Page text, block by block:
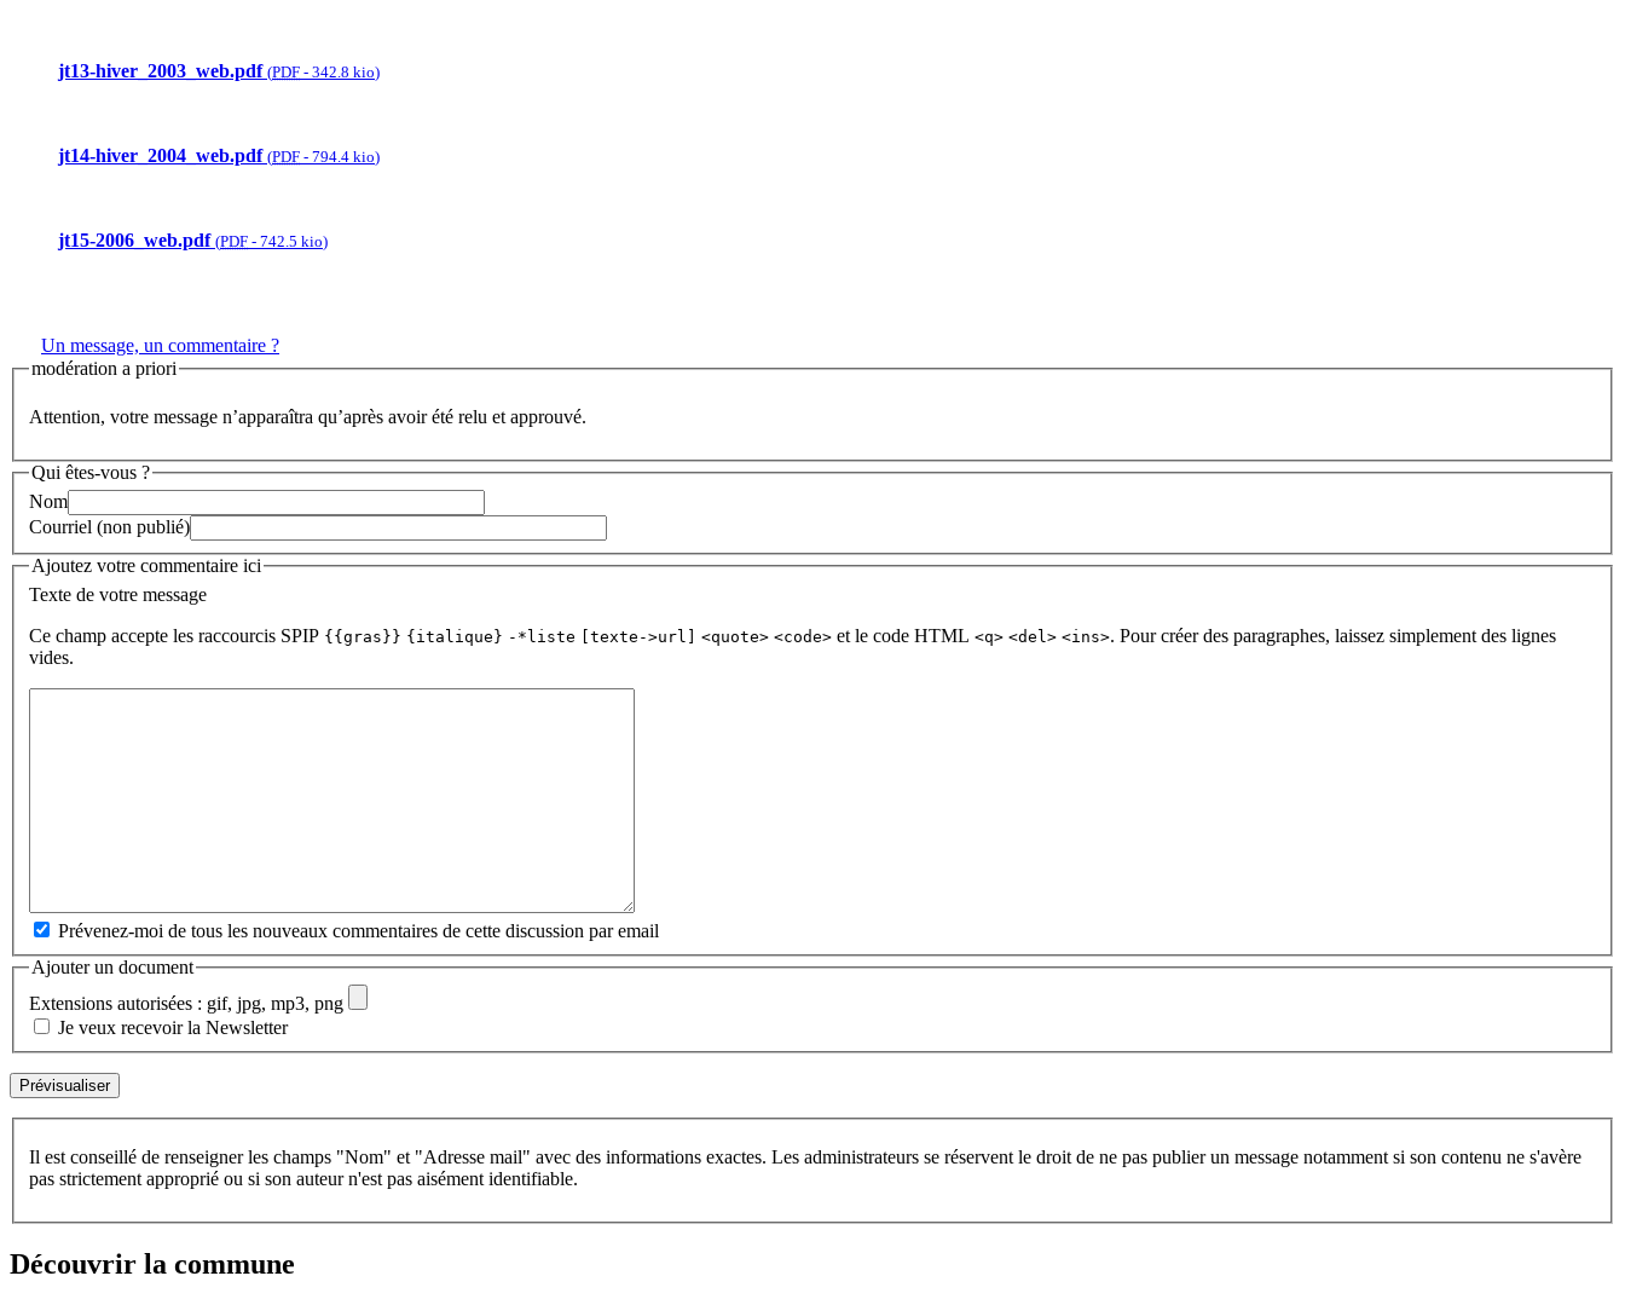
jt13-hiver_2003_web.pdf (PDF - 342.8 kio)
jt14-hiver_2004_web.pdf (PDF - 794.4 kio)
jt15-2006_web.pdf (PDF - 742.5 kio)
Un message, un commentaire ?
modération a priori
Attention, votre message n’apparaîtra qu’après avoir été relu et approuvé.
Qui êtes-vous ?
Nom
Courriel (non publié)
Ajoutez votre commentaire ici
Texte de votre message
Ce champ accepte les raccourcis SPIP {{gras}} {italique} -*liste [texte->url] <quote> <code> et le code HTML <q> <del> <ins>. Pour créer des paragraphes, laissez simplement des lignes
vides.
Prévenez-moi de tous les nouveaux commentaires de cette discussion par email
Ajouter un document
Extensions autorisées : gif, jpg, mp3, png
Je veux recevoir la Newsletter
Il est conseillé de renseigner les champs "Nom" et "Adresse mail" avec des informations exactes. Les administrateurs se réservent le droit de ne pas publier un message notamment si son contenu ne s'avère
pas strictement approprié ou si son auteur n'est pas aisément identifiable.
Découvrir la commune